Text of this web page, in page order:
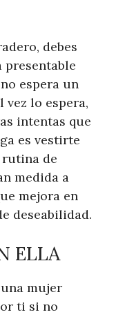
debes
presentable
espera un
lo espera,
intentas que
es vestirte
rutina de
medida a
mejora en
deseabilidad.
ELLA
mujer
ti si no